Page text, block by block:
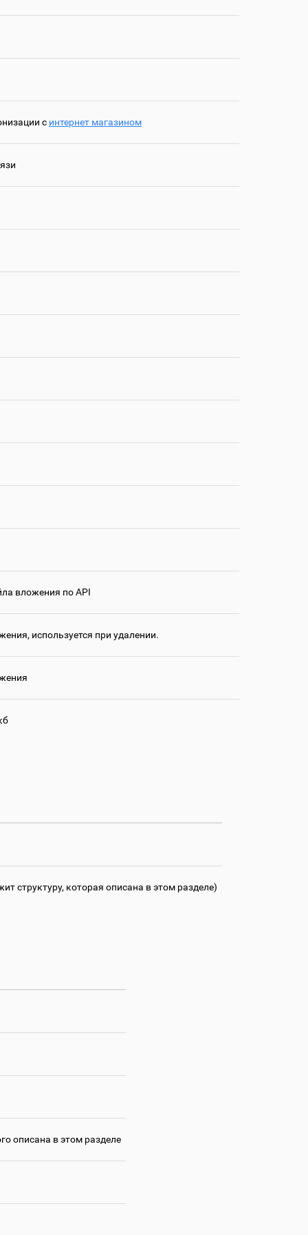
с интернет магазином
вложения по API
используется при удалении.
структуру, которая описана в этом разделе)
описана в этом разделе